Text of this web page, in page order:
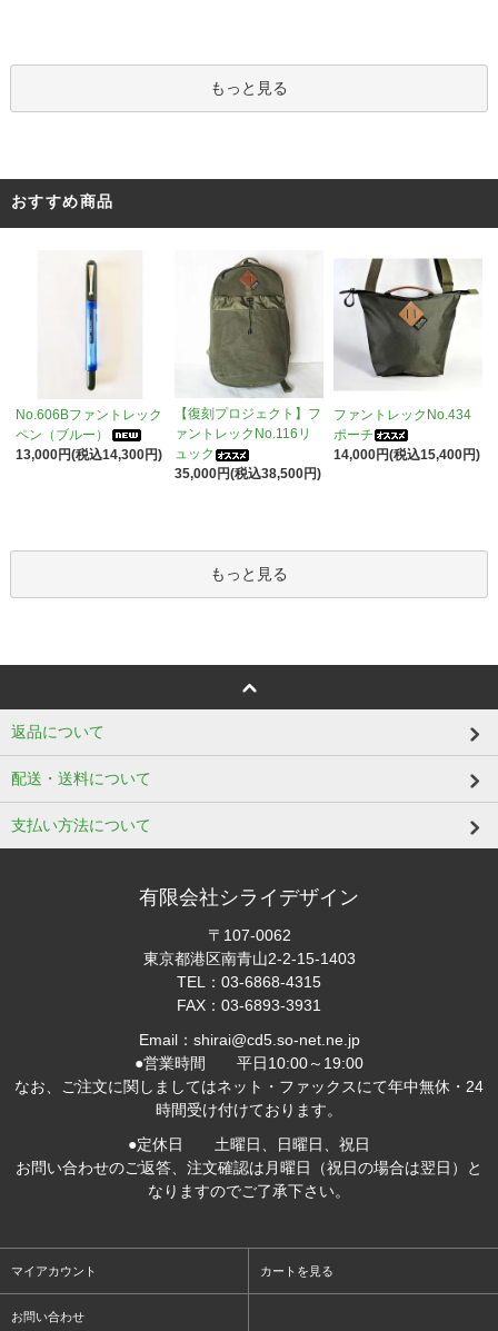
もっと見る
おすすめ商品
No.606Bファントレック
ペン（ブルー）
13,000円(税込14,300円)
【復刻プロジェクト】フ
ァントレックNo.116リ
ュック
35,000円(税込38,500円)
ファントレックNo.434
ポーチ
14,000円(税込15,400円)
もっと見る
返品について
配送・送料について
支払い方法について
有限会社シライデザイン
〒107-0062
東京都港区南青山2-2-15-1403
TEL：03-6868-4315
FAX：03-6893-3931
Email：shirai@cd5.so-net.ne.jp
●営業時間 平日10:00～19:00
なお、ご注文に関しましてはネット・ファックスにて年中無休・24
時間受け付けております。
●定休日 土曜日、日曜日、祝日
お問い合わせのご返答、注文確認は月曜日（祝日の場合は翌日）と
なりますのでご了承下さい。
マイアカウント カートを見る
お問い合わせ